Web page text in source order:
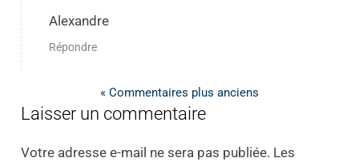
Alexandre
Répondre
« Commentaires plus anciens
Laisser un commentaire
Votre adresse e-mail ne sera pas publiée. Les